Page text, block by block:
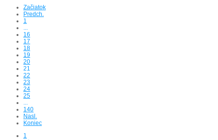
Začiatok
Predch.
1
...
16
17
18
19
20
21
22
23
24
25
...
140
Nasl.
Koniec
1